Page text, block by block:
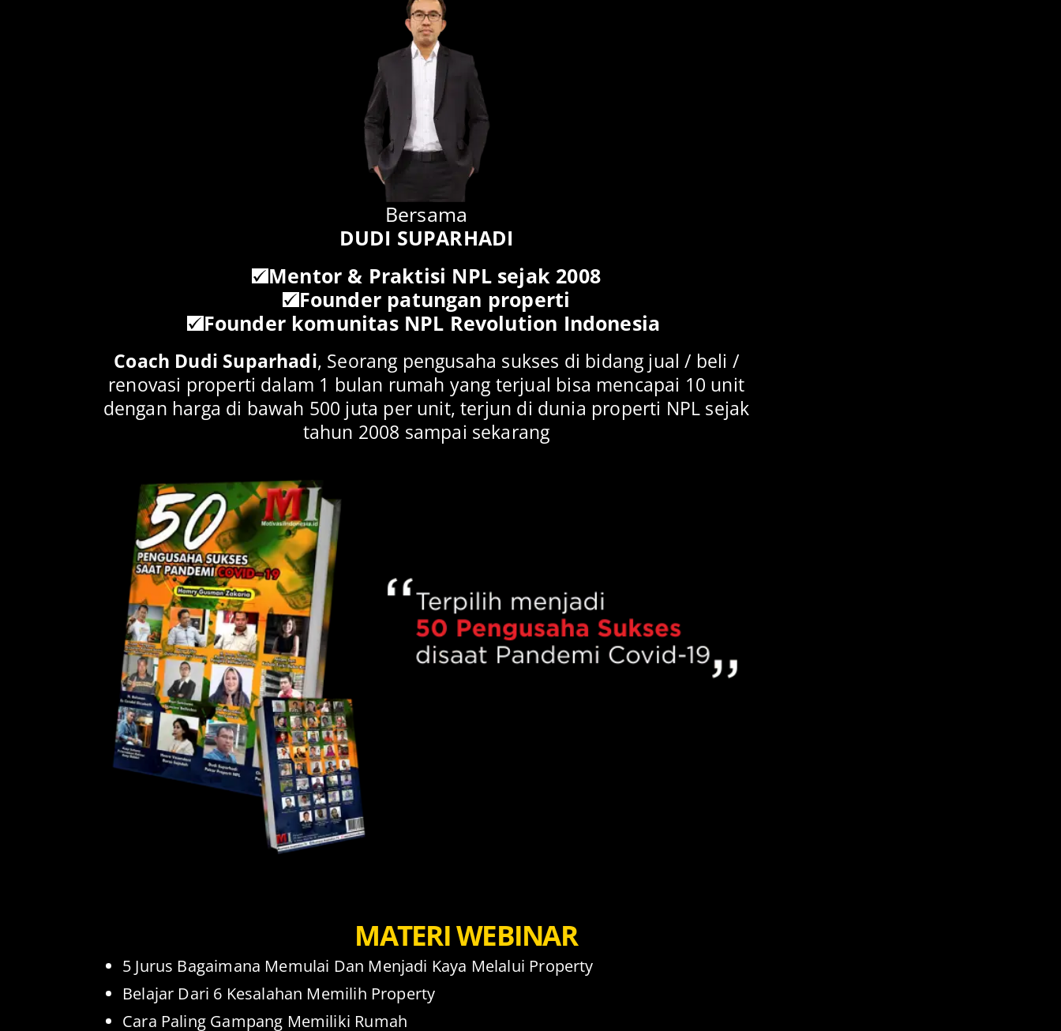
Bersama
DUDI SUPARHADI
Mentor & Praktisi NPL sejak 2008
Founder patungan properti
Founder komunitas NPL Revolution Indonesia
Coach Dudi Suparhadi, Seorang pengusaha sukses di bidang jual / beli /
renovasi properti dalam 1 bulan rumah yang terjual bisa mencapai 10 unit
dengan harga di bawah 500 juta per unit, terjun di dunia properti NPL sejak
tahun 2008 sampai sekarang
MATERI WEBINAR
5 Jurus Bagaimana Memulai Dan Menjadi Kaya Melalui Property
Belajar Dari 6 Kesalahan Memilih Property
Cara Paling Gampang Memiliki Rumah